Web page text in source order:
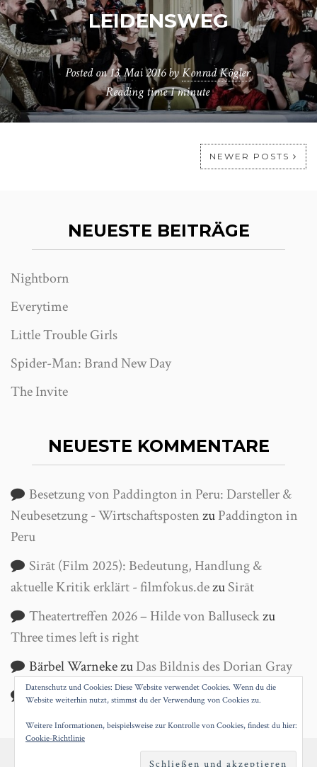
LEIDENSWEG
Posted on13. Mai 2016 byKonrad Kögler
Reading time1 minute
NEWER POSTS
NEUESTE BEITRÄGE
Nightborn
Everytime
Little Trouble Girls
Spider-Man: Brand New Day
The Invite
NEUESTE KOMMENTARE
Besetzung von Paddington in Peru: Darsteller &
Neubesetzung - WirtschaftspostenzuPaddington in
Peru
Sirāt (Film 2025): Bedeutung, Handlung &
aktuelle Kritik erklärt - filmfokus.dezuSirāt
Theatertreffen 2026 – Hilde von Balluseckzu
Three times left is right
Bärbel WarnekezuDas Bildnis des Dorian Gray
Helga WankezuAntigone
PROUDLY POWERED BY WORDPRESS |THEME:
Datenschutz und Cookies: Diese Website verwendet Cookies. Wenn du die
Website weiterhin nutzt, stimmst du der Verwendung von Cookies zu.
Weitere Informationen, beispielsweise zur Kontrolle von Cookies, findest du hier:
Cookie-Richtlinie